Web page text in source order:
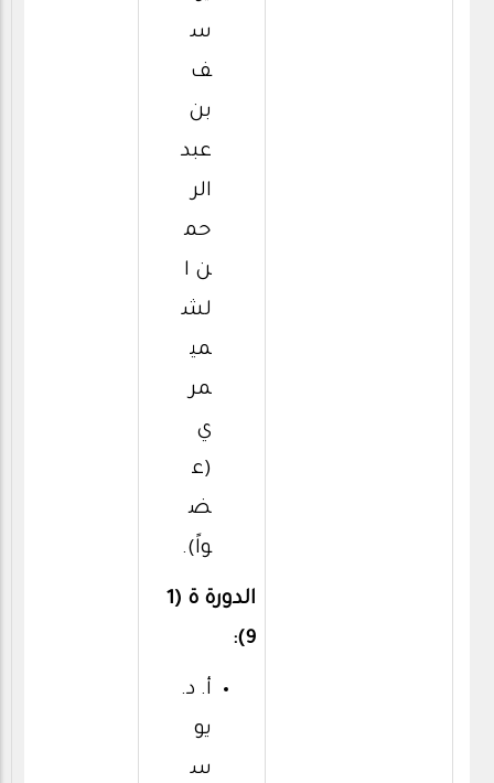
س
ف
بن
عبد
الر
حم
ن ا
لش
مي
مر
ي
(ع
ض
واً).
الدورة ة (1
9):
أ. د.
يو
س